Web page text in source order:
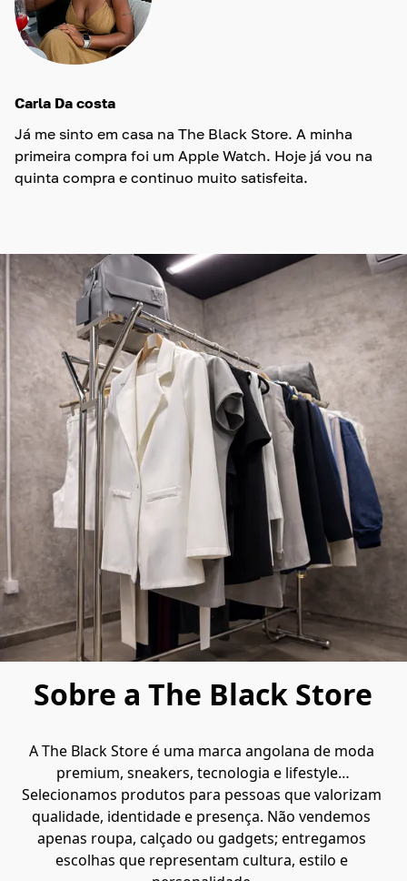
Carla Da costa
Já me sinto em casa na The Black Store. A minha
primeira compra foi um Apple Watch. Hoje já vou na
quinta compra e continuo muito satisfeita.
Sobre a The Black Store
A The Black Store é uma marca angolana de moda
premium, sneakers, tecnologia e lifestyle…
Selecionamos produtos para pessoas que valorizam
qualidade, identidade e presença. Não vendemos
apenas roupa, calçado ou gadgets; entregamos
escolhas que representam cultura, estilo e